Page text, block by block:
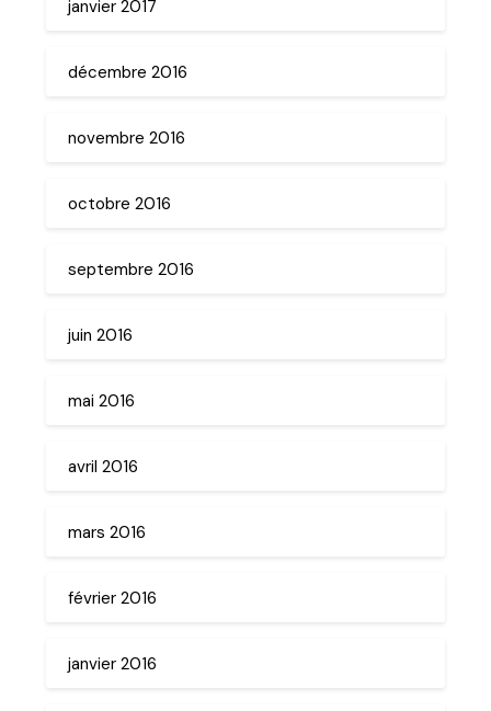
janvier 2017
décembre 2016
novembre 2016
octobre 2016
septembre 2016
juin 2016
mai 2016
avril 2016
mars 2016
février 2016
janvier 2016